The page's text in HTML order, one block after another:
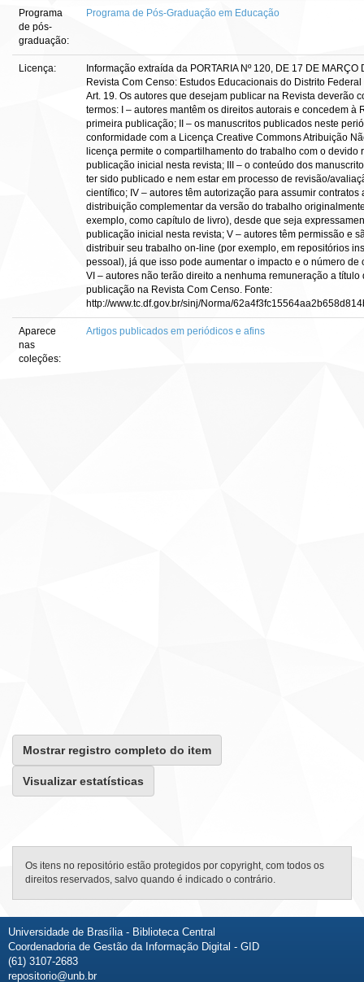
Programa
de pós-
graduação:
Programa de Pós-Graduação em Educação
Licença:
Informação extraída da PORTARIA Nº 120, DE 17 DE
Revista Com Censo: Estudos Educacionais do Distrito
Art. 19. Os autores que desejam publicar na Revista deverão
termos: I – autores mantêm os direitos autorais e concedem à
primeira publicação; II – os manuscritos publicados neste
conformidade com a Licença Creative Commons Atribuição
licença permite o compartilhamento do trabalho com o devido
publicação inicial nesta revista; III – o conteúdo dos
ter sido publicado e nem estar em processo de revisão/
científico; IV – autores têm autorização para assumir
distribuição complementar da versão do trabalho
exemplo, como capítulo de livro), desde que seja
publicação inicial nesta revista; V – autores têm permissão e
distribuir seu trabalho on-line (por exemplo, em repositórios
pessoal), já que isso pode aumentar o impacto e o número
VI – autores não terão direito a nenhuma remuneração a título
publicação na Revista Com Censo. Fonte:
http://www.tc.df.gov.br/sinj/Norma/
Aparece
nas
coleções:
Artigos publicados em periódicos e afins
Mostrar registro completo do item
Visualizar estatísticas
Os itens no repositório estão protegidos por copyright, com todos os
direitos reservados, salvo quando é indicado o contrário.
Universidade de Brasília - Biblioteca Central
Coordenadoria de Gestão da Informação Digital - GID
(61) 3107-2683
repositorio@unb.br